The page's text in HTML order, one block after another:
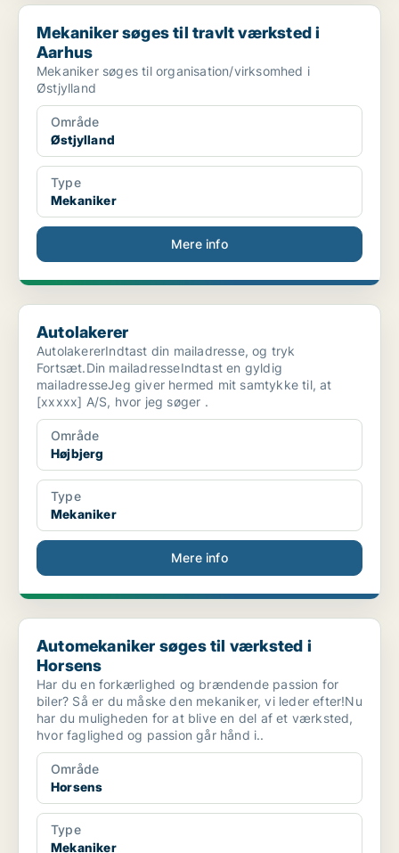
Mekaniker søges til travlt værksted i Aarhus
Mekaniker søges til travlt værksted i
Aarhus
Mekaniker søges til organisation/virksomhed i
Østjylland
Område
Østjylland
Type
Mekaniker
Mere info
Autolakerer
Autolakerer
AutolakererIndtast din mailadresse, og tryk
Fortsæt.Din mailadresseIndtast en gyldig
mailadresseJeg giver hermed mit samtykke til, at
[xxxxx] A/S, hvor jeg søger .
Område
Højbjerg
Type
Mekaniker
Mere info
Automekaniker søges til værksted i Horsens
Automekaniker søges til værksted i
Horsens
Har du en forkærlighed og brændende passion for
biler? Så er du måske den mekaniker, vi leder efter!Nu
har du muligheden for at blive en del af et værksted,
hvor faglighed og passion går hånd i..
Område
Horsens
Type
Mekaniker